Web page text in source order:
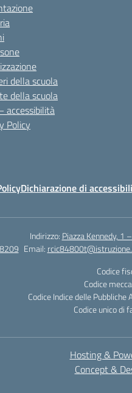
della scuola
della scuola
accessibilità
Policy
Dichiarazione di
Indirizzo: Piazza Kennedy, 1
Email:
Codice
Codice
Codice Indice delle
Codice unico di
Hosting &
Concept &